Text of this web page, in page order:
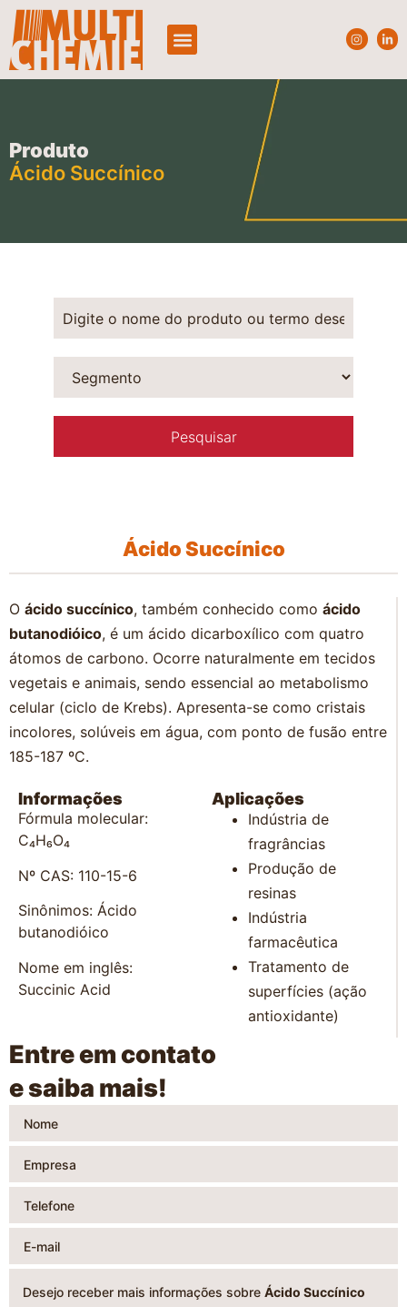
Produto
Ácido Succínico
Ácido Succínico
O ácido succínico, também conhecido como ácido
butanodióico, é um ácido dicarboxílico com quatro
átomos de carbono. Ocorre naturalmente em tecidos
vegetais e animais, sendo essencial ao metabolismo
celular (ciclo de Krebs). Apresenta-se como cristais
incolores, solúveis em água, com ponto de fusão entre
185-187 ºC.
Informações
Fórmula molecular:
C₄H₆O₄
Nº CAS: 110-15-6
Sinônimos: Ácido
butanodióico
Nome em inglês:
Succinic Acid
Aplicações
Indústria de
fragrâncias
Produção de
resinas
Indústria
farmacêutica
Tratamento de
superfícies (ação
antioxidante)
Entre em contato
e saiba mais!
Desejo receber mais informações sobre Ácido Succínico